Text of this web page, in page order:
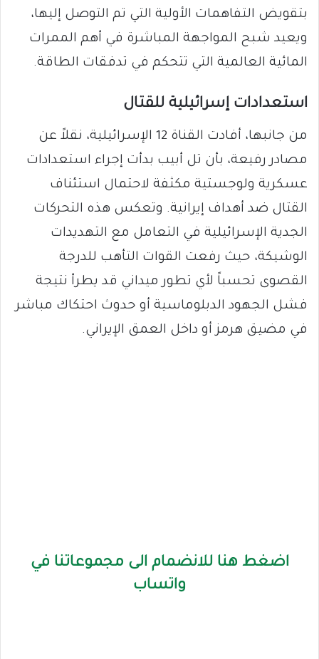
بتقويض التفاهمات الأولية التي تم التوصل إليها،
ويعيد شبح المواجهة المباشرة في أهم الممرات
المائية العالمية التي تتحكم في تدفقات الطاقة.
​استعدادات إسرائيلية للقتال
​من جانبها، أفادت القناة 12 الإسرائيلية، نقلاً عن
مصادر رفيعة، بأن تل أبيب بدأت إجراء استعدادات
عسكرية ولوجستية مكثفة لاحتمال استئناف
القتال ضد أهداف إيرانية. وتعكس هذه التحركات
الجدية الإسرائيلية في التعامل مع التهديدات
الوشيكة، حيث رفعت القوات التأهب للدرجة
القصوى تحسباً لأي تطور ميداني قد يطرأ نتيجة
فشل الجهود الدبلوماسية أو حدوث احتكاك مباشر
في مضيق هرمز أو داخل العمق الإيراني.
اضغط هنا للانضمام الى مجموعاتنا في
واتساب